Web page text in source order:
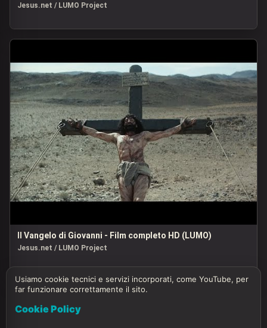
Jesus.net / LUMO Project
Il Vangelo di Giovanni - Film completo HD (LUMO)
Jesus.net / LUMO Project
Usiamo cookie tecnici e servizi incorporati, come YouTube, per
far funzionare correttamente il sito.
Cookie Policy